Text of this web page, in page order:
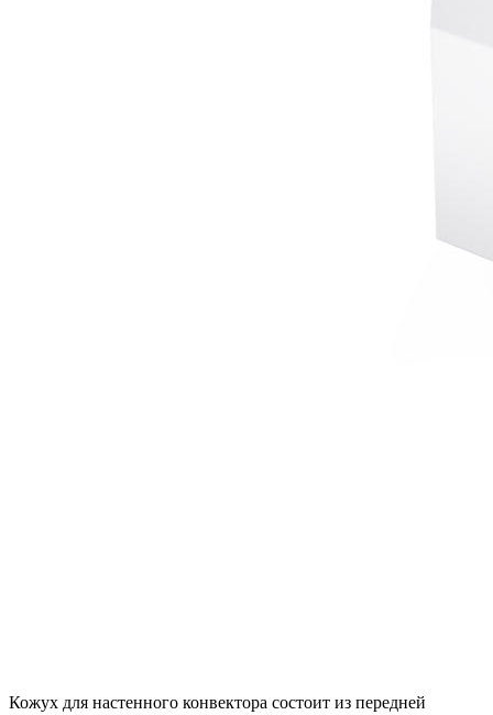
Кожух для настенного конвектора состоит из передней